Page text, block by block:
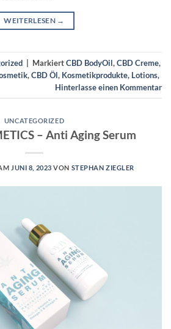
WEITERLESEN →
MarkiertCBD BodyOil,CBD Creme,
,CBD Öl, Kosmetikprodukte, Lotions,
Hinterlasse einen Kommentar
UNCATEGORIZED
– Anti Aging Serum
JUNI 8, 2023 VON STEPHAN ZIEGLER